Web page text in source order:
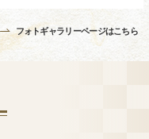
フォトギャラリーページはこちら